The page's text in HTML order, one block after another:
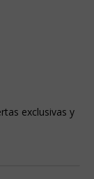
exclusivas y